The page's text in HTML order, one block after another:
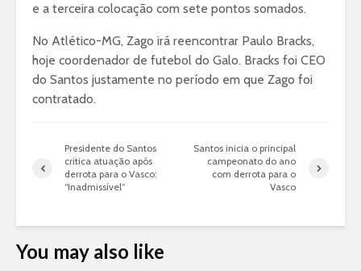
e a terceira colocação com sete pontos somados.
No Atlético-MG, Zago irá reencontrar Paulo Bracks,
hoje coordenador de futebol do Galo. Bracks foi CEO
do Santos justamente no período em que Zago foi
contratado.
Presidente do Santos
critica atuação após
derrota para o Vasco:
“Inadmissível”
Santos inicia o principal
campeonato do ano
com derrota para o
Vasco
You may also like